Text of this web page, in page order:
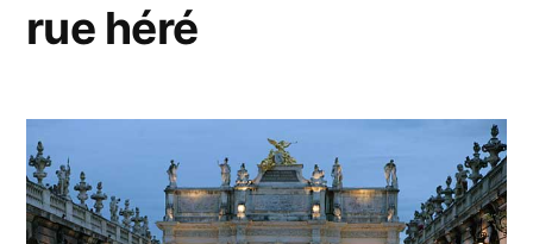
rue héré